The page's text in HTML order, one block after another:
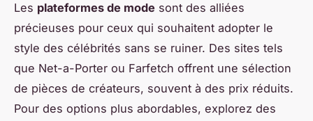
Les plateformes de mode sont des alliées
précieuses pour ceux qui souhaitent adopter le
style des célébrités sans se ruiner. Des sites tels
que Net-a-Porter ou Farfetch offrent une sélection
de pièces de créateurs, souvent à des prix réduits.
Pour des options plus abordables, explorez des